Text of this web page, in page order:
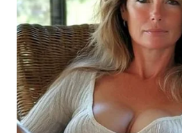
WN
KALBAR
WN
KALTENG
WN
KALTARA